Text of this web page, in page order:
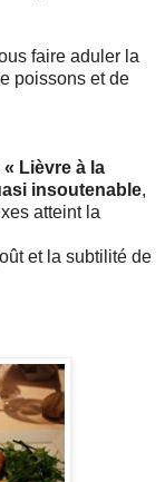
faire aduler la
poissons et de
Lièvre à la
insoutenable,
atteint la
et la subtilité de